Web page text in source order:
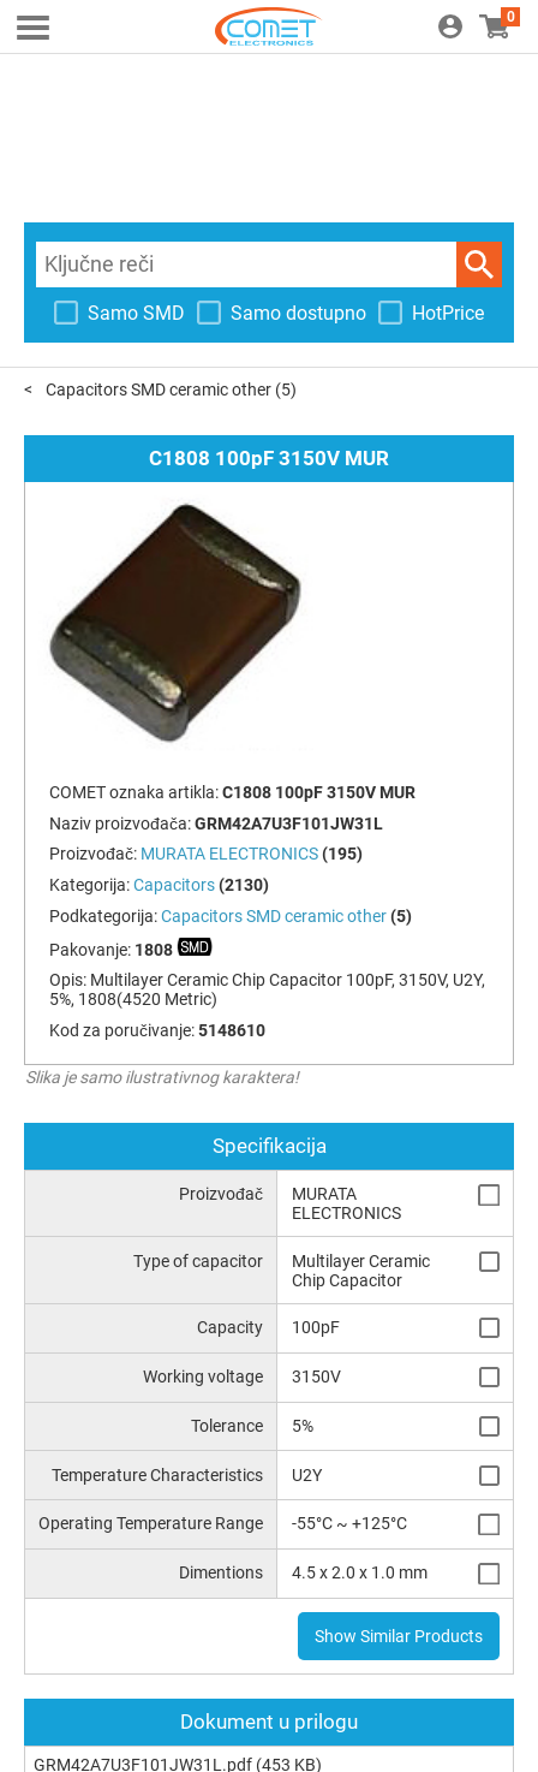
0
Samo SMD Samo dostupno HotPrice
Capacitors SMD ceramic other (5)
C1808 100pF 3150V MUR
COMET oznaka artikla:C1808 100pF 3150V MUR
Naziv proizvođača:GRM42A7U3F101JW31L
Proizvođač: MURATA ELECTRONICS (195)
Kategorija:Capacitors (2130)
Podkategorija:Capacitors SMD ceramic other (5)
Pakovanje: 1808
Opis: Multilayer Ceramic Chip Capacitor 100pF, 3150V, U2Y,
5%, 1808(4520 Metric)
Kod za poručivanje:5148610
Slika je samo ilustrativnog karaktera!
Specifikacija
Proizvođač
MURATA
ELECTRONICS
Type of capacitor
Multilayer Ceramic
Chip Capacitor
Capacity 100pF
Working voltage 3150V
Tolerance 5%
Temperature Characteristics U2Y
Operating Temperature Range -55°C ~ +125°C
Dimentions 4.5 x 2.0 x 1.0 mm
Show Similar Products
Dokument u prilogu
GRM42A7U3F101JW31L.pdf (453 KB)